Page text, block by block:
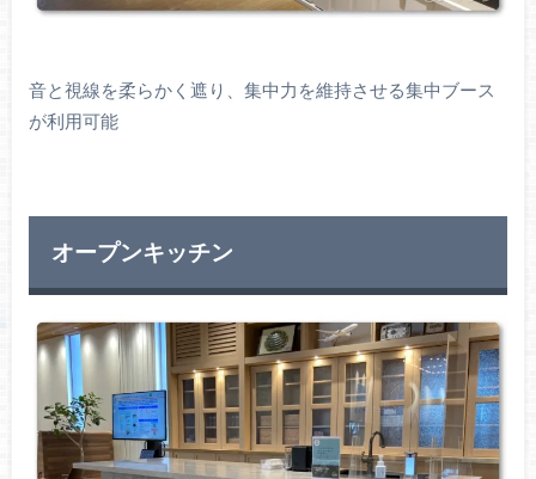
音と視線を柔らかく遮り、集中力を維持させる集中ブース
が利用可能
オープンキッチン